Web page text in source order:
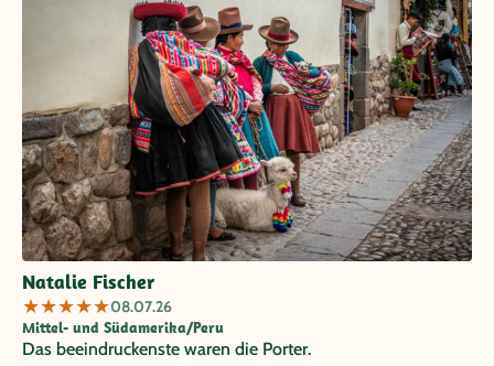
Natalie Fischer
★★★★★08.07.26
Mittel- und Südamerika/Peru
Das beeindruckenste waren die Porter.